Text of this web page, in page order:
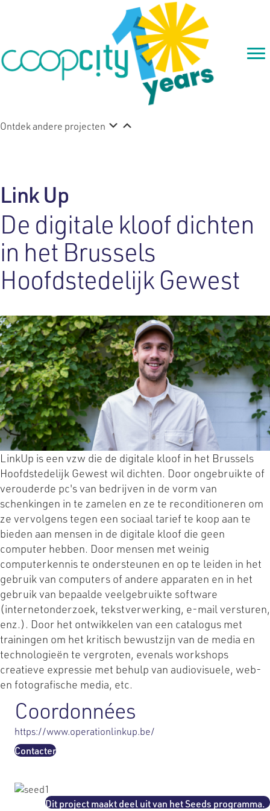
Ontdek andere projecten
Link Up
De digitale kloof dichten
in het Brussels
Hoofdstedelijk Gewest
LinkUp is een vzw die de digitale kloof in het Brussels
Hoofdstedelijk Gewest wil dichten. Door ongebruikte of
verouderde pc's van bedrijven in de vorm van
schenkingen in te zamelen en ze te reconditioneren om
ze vervolgens tegen een sociaal tarief te koop aan te
bieden aan mensen in de digitale kloof die geen
computer hebben. Door mensen met weinig
computerkennis te ondersteunen en op te leiden in het
gebruik van computers of andere apparaten en in het
gebruik van bepaalde veelgebruikte software
(internetonderzoek, tekstverwerking, e-mail versturen,
enz.). Door het ontwikkelen van een catalogus met
trainingen om het kritisch bewustzijn van de media en
technologieën te vergroten, evenals workshops
creatieve expressie met behulp van audiovisuele, web-
en fotografische media, etc.
Coordonnées
https://www.operationlinkup.be/
Contacter
Dit project maakt deel uit van het Seeds programma.